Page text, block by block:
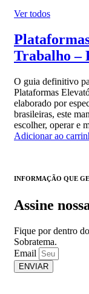
Ver todos
Trabalho –
O guia definitivo
Plataformas
elaborado por
brasileiras, este
escolher, operar e
Adicionar ao
INFORMAÇÃO QUE
Assine
Fique por dentro
Sobratema.
Email
ENVIAR